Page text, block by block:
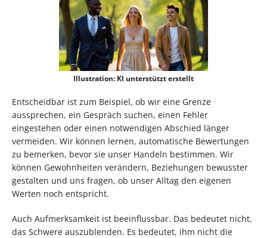
Illustration: KI unterstützt erstellt
Entscheidbar ist zum Beispiel, ob wir eine Grenze
aussprechen, ein Gespräch suchen, einen Fehler
eingestehen oder einen notwendigen Abschied länger
vermeiden. Wir können lernen, automatische Bewertungen
zu bemerken, bevor sie unser Handeln bestimmen. Wir
können Gewohnheiten verändern, Beziehungen bewusster
gestalten und uns fragen, ob unser Alltag den eigenen
Werten noch entspricht.
Auch Aufmerksamkeit ist beeinflussbar. Das bedeutet nicht,
das Schwere auszublenden. Es bedeutet, ihm nicht die